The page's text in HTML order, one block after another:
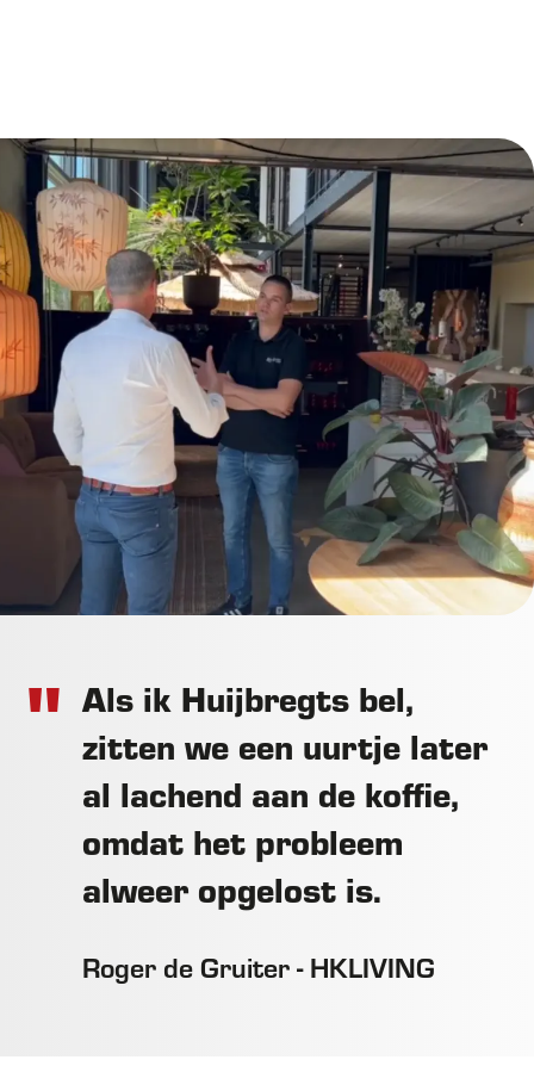
Als ik Huijbregts bel,
zitten we een uurtje later
al lachend aan de koffie,
omdat het probleem
alweer opgelost is.
Roger de Gruiter - HKLIVING